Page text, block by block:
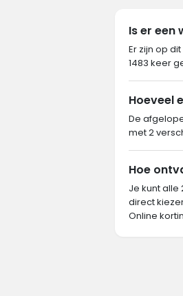
Is er een
Er zijn op
1483 keer
Hoeveel
De
met 2
Hoe
Je kunt
direct
Online